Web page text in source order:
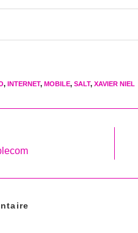
, INTERNET, MOBILE, SALT, XAVIER NIEL